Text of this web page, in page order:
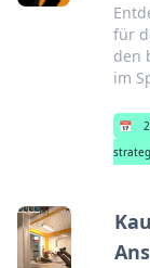
für
den
im
📅